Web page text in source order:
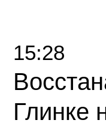
15:28
Глинке